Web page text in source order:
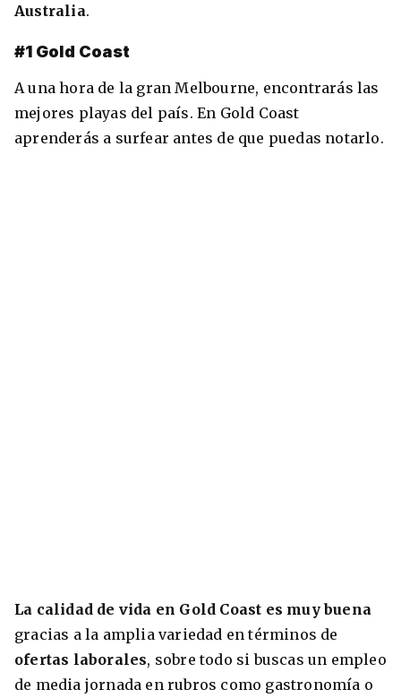
Australia.
#1 Gold Coast
A una hora de la gran Melbourne, encontrarás las
mejores playas del país. En Gold Coast
aprenderás a surfear antes de que puedas notarlo.
La calidad de vida en Gold Coast es muy buena
gracias a la amplia variedad en términos de
ofertas laborales, sobre todo si buscas un empleo
de media jornada en rubros como gastronomía o